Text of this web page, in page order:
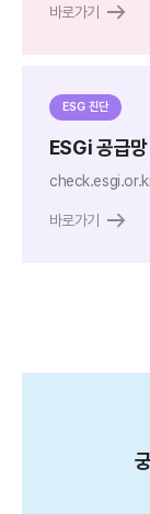
바로가기 arrow_right_alt
ESG 진단
ESGi 공급
바로가기 arrow_right_alt